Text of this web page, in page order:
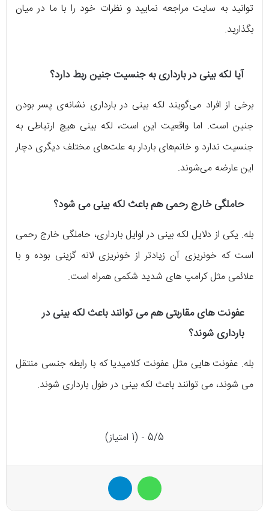
توانید به سایت مراجعه نمایید و نظرات خود را با ما در میان
بگذارید.
آیا لکه بینی در بارداری به جنسیت جنین ربط دارد؟
برخی از افراد می‌گویند لکه بینی در بارداری نشانه‌ی پسر بودن
جنین است. اما واقعیت این است، لکه بینی هیچ ارتباطی به
جنسیت ندارد و خانم‌های باردار به علت‌های مختلف دیگری دچار
این عارضه می‌شوند.
حاملگی خارج رحمی هم باعث لکه بینی می شود؟
بله. یکی از دلایل لکه بینی در اوایل بارداری، حاملگی خارج رحمی
است که خونریزی آن زیادتر از خونریزی لانه گزینی بوده و با
علائمی مثل کرامپ های شدید شکمی همراه است.
عفونت های مقاربتی هم می توانند باعث لکه بینی در
بارداری شوند؟
بله. عفونت هایی مثل عفونت کلامیدیا که با رابطه جنسی منتقل
می شوند، می توانند باعث لکه بینی در طول بارداری شوند.
5/5 - (1 امتیاز)
واتس آپ